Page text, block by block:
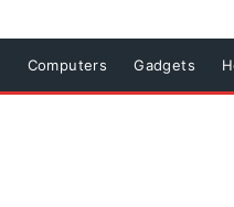
Computers Gadgets